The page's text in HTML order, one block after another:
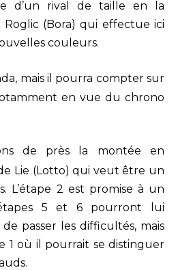
d’un rival de taille en la
Roglic (Bora) qui effectue ici
couleurs.
mais il pourra compter sur
en vue du chrono
de près la montée en
Lie (Lotto) qui veut être un
L’étape 2 est promise à un
5 et 6 pourront lui
passer les difficultés, mais
1 où il pourrait se distinguer